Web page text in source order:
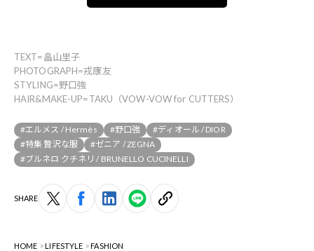
TEXT=畠山里子
PHOTOGRAPH=戎康友
STYLING=野口強
HAIR&MAKE-UP=TAKU（VOW-VOW for CUTTERS）
#エルメス / Hermès #野口強
#ディオール / DIOR
#特集 贅沢な服
#ゼニア / ZEGNA
#ブルネロ クチネリ / BRUNELLO CUCINELLI
SHARE
HOME LIFESTYLE
FASHION